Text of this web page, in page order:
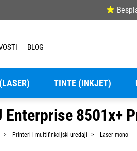
BLOG
TINTE (INKJET)
Enterprise 8501x+
Printeri i multifinkcijski uređaji Laser mono